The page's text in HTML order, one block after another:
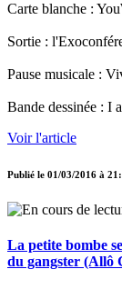
Carte blanche :
Sortie :
Pause musicale :
Bande dessinée : I
Voir l'article
Publié le 01/03/2016 à
La petite bombe
du gangster (Allô